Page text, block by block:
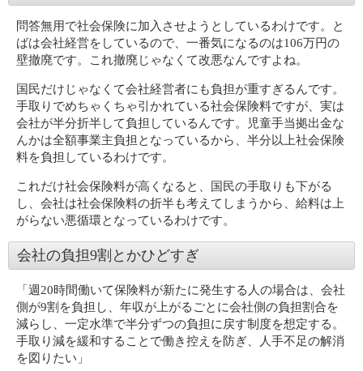
問答無用で社会保険に加入させようとしているわけです。と
ばは会社経営をしているので、一番気になるのは106万円の
壁撤廃です。これ撤廃じゃなくて改悪なんですよね。
国民だけじゃなくて会社経営者にも負担が重すぎるんです。
手取りでめちゃくちゃ引かれている社会保険料ですが、実は
会社が半分折半して負担しているんです。児童手当拠出金な
んかは全額事業主負担となっているから、半分以上社会保険
料を負担しているわけです。
これだけ社会保険料が高くなると、国民の手取りも下がる
し、会社は社会保険料の折半も考えてしまうから、給料は上
がらない悪循環となっているわけです。
会社の負担9割とかひどすぎ
「週20時間働いて保険料が新たに発生する人の場合は、会社
側が9割を負担し、年収が上がるごとに会社側の負担割合を
減らし、一定水準で半分ずつの負担に戻す制度を想定する。
手取り減を緩和することで働き控えを防ぎ、人手不足の解消
を図りたい」